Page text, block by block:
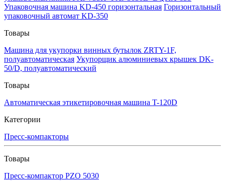
Упаковочная машина KD-450 горизонтальная Горизонтальный
упаковочный автомат KD-350
Товары
Машина для укупорки винных бутылок ZRTY-1F,
полуавтоматическая Укупорщик алюминиевых крышек DK-
50/D, полуавтоматический
Товары
Автоматическая этикетировочная машина T-120D
Категории
Пресс-компакторы
Товары
Пресс-компактор PZO 5030